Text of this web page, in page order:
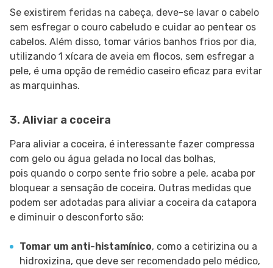
Se existirem feridas na cabeça, deve-se lavar o cabelo
sem esfregar o couro cabeludo e cuidar ao pentear os
cabelos. Além disso, tomar vários banhos frios por dia,
utilizando 1 xícara de aveia em flocos, sem esfregar a
pele, é uma opção de remédio caseiro eficaz para evitar
as marquinhas.
3. Aliviar a coceira
Para aliviar a coceira, é interessante fazer compressa
com gelo ou água gelada no local das bolhas,
pois quando o corpo sente frio sobre a pele, acaba por
bloquear a sensação de coceira. Outras medidas que
podem ser adotadas para aliviar a coceira da catapora
e diminuir o desconforto são:
Tomar um anti-histamínico, como a cetirizina ou a
hidroxizina, que deve ser recomendado pelo médico,